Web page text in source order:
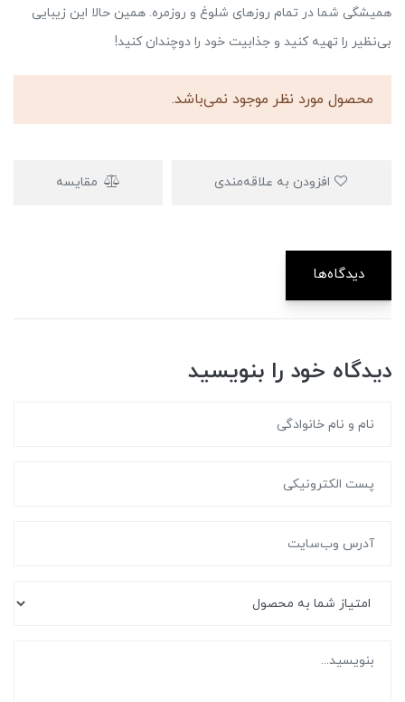
همیشگی شما در تمام روزهای شلوغ و روزمره. همین حالا این زیبایی
بی‌نظیر را تهیه کنید و جذابیت خود را دوچندان کنید!
محصول مورد نظر موجود نمی‌باشد.
مقایسه
دیدگاه‌ها
دیدگاه خود را بنویسید